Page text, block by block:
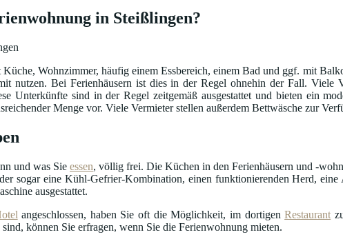
in Steißlingen?
Wohnzimmer, häufig einem Essbereich, einem Bad und ggf. mit
nutzen. Bei Ferienhäusern ist dies in der Regel ohnehin der Fall.
Unterkünfte sind in der Regel zeitgemäß ausgestattet und bieten ein
Menge vor. Viele Vermieter stellen außerdem Bettwäsche zur
und was Sie essen, völlig frei. Die Küchen in den Ferienhäusern und -
sogar eine Kühl-Gefrier-Kombination, einen funktionierenden Herd,
ausgestattet.
angeschlossen, haben Sie oft die Möglichkeit, im dortigenRestaurant
können Sie erfragen, wenn Sie die Ferienwohnung mieten.